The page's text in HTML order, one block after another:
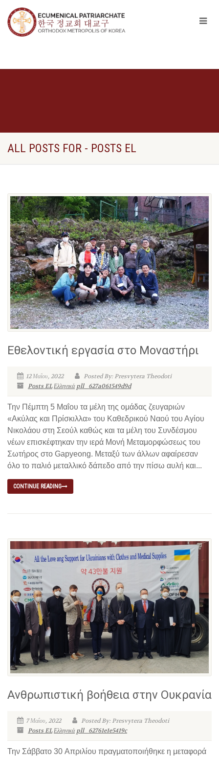
ALL POSTS FOR - POSTS EL
Εθελοντική εργασία στο Μοναστήρι
12 Μαΐου, 2022
Posted By: Presvytera Theodoti
Posts ELΕλληνικά pll_627a061549d9d
Την Πέμπτη 5 Μαΐου τα μέλη της ομάδας ζευγαριών
«Ακύλας και Πρίσκιλλα» του Καθεδρικού Ναού του Αγίου
Νικολάου στη Σεούλ καθώς και τα μέλη του Συνδέσμου
νέων επισκέφτηκαν την ιερά Μονή Μεταμορφώσεως του
Σωτήρος στο Gapyeong. Μεταξύ των άλλων αφαίρεσαν
όλο το παλιό μεταλλικό δάπεδο από την πίσω αυλή και...
CONTINUE READING
Ανθρωπιστική βοήθεια στην Ουκρανία
7 Μαΐου, 2022
Posted By: Presvytera Theodoti
Posts ELΕλληνικά pll_62761e1e5419c
Την Σάββατο 30 Απριλίου πραγματοποιήθηκε η μεταφορά